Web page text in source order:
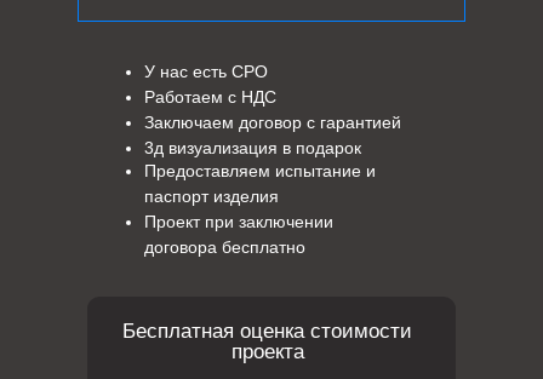
Предоставляем испытание и
паспорт изделия
Проект при заключении
договора бесплатно
У нас есть СРО
Работаем с НДС
Заключаем договор с гарантией
3д визуализация в подарок
Бесплатная оценка стоимости
проекта